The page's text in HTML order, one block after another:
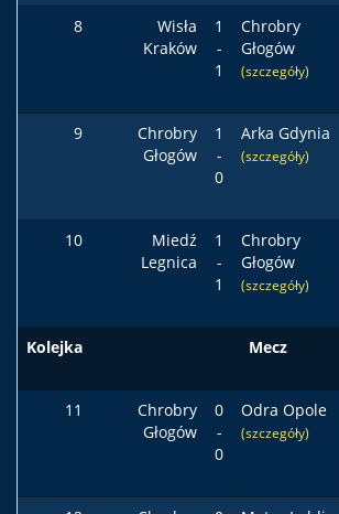
8
Wisła
Kraków
1
-
1
Chrobry
Głogów
(szczegóły)
9
Chrobry
Głogów
1
-
0
Arka Gdynia
(szczegóły)
10
Miedź
Legnica
1
-
1
Chrobry
Głogów
(szczegóły)
Kolejka Mecz
11
Chrobry
Głogów
0
-
0
Odra Opole
(szczegóły)